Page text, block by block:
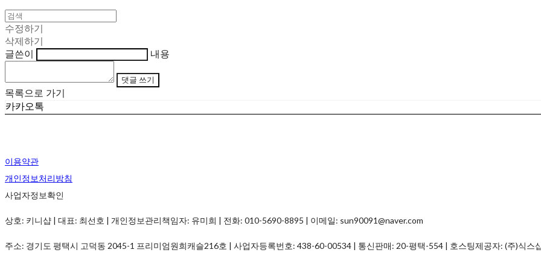
수정하기
삭제하기
글쓴이
내용
댓글 쓰기
목록으로 가기
카카오톡
이용약관
개인정보처리방침
사업자정보확인
상호: 키니샵 | 대표: 최선호 | 개인정보관리책임자: 유미희 | 전화: 010-5690-8895 | 이메일: sun90091@naver.com
주소: 경기도 평택시 고덕동 2045-1 프리미엄원희캐슬216호 | 사업자등록번호: 438-60-00534 | 통신판매: 20-평택-554 | 호스팅제공자: (주)식스